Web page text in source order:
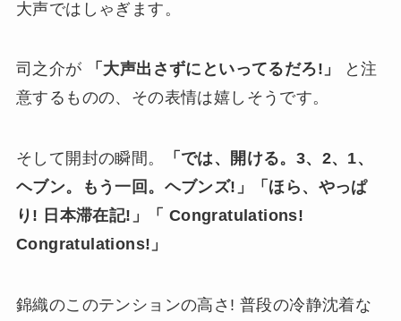
大声ではしゃぎます。
司之介が 「大声出さずにといってるだろ!」
と注
意するものの、その表情は嬉しそうです。
そして開封の瞬間。
「では、開ける。3、2、1、
ヘブン。もう一回。ヘブンズ!」「ほら、やっぱ
り! 日本滞在記!」「 Congratulations!
Congratulations!」
錦織のこのテンションの高さ! 普段の冷静沈着な